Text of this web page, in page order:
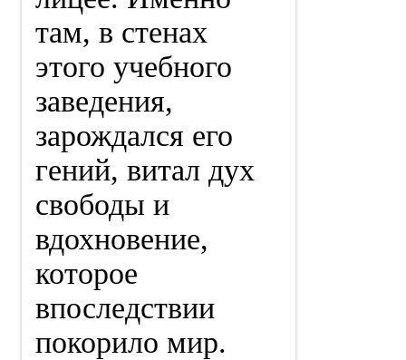
там, в стенах
этого учебного
заведения,
зарождался его
гений, витал дух
свободы и
вдохновение,
которое
впоследствии
покорило мир.